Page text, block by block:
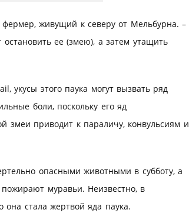
живущий к северу от Мельбурна. –
ее (змею), а затем утащить
укусы этого паука могут вызвать ряд
боли, поскольку его яд
змеи приводит к параличу, конвульсиям и
опасными животными в субботу, а
муравьи. Неизвестно, в
она стала жертвой яда паука.